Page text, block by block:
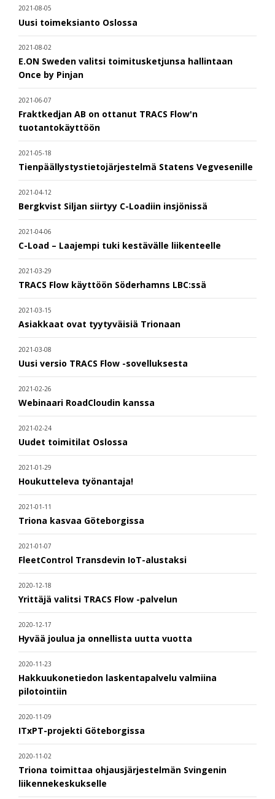
2021-08-05
Uusi toimeksianto Oslossa
2021-08-02
E.ON Sweden valitsi toimitusketjunsa hallintaan
Once by Pinjan
2021-06-07
Fraktkedjan AB on ottanut TRACS Flow'n
tuotantokäyttöön
2021-05-18
Tienpäällystystietojärjestelmä Statens Vegvesenille
2021-04-12
Bergkvist Siljan siirtyy C-Loadiin insjönissä
2021-04-06
C-Load – Laajempi tuki kestävälle liikenteelle
2021-03-29
TRACS Flow käyttöön Söderhamns LBC:ssä
2021-03-15
Asiakkaat ovat tyytyväisiä Trionaan
2021-03-08
Uusi versio TRACS Flow -sovelluksesta
2021-02-26
Webinaari RoadCloudin kanssa
2021-02-24
Uudet toimitilat Oslossa
2021-01-29
Houkutteleva työnantaja!
2021-01-11
Triona kasvaa Göteborgissa
2021-01-07
FleetControl Transdevin IoT-alustaksi
2020-12-18
Yrittäjä valitsi TRACS Flow -palvelun
2020-12-17
Hyvää joulua ja onnellista uutta vuotta
2020-11-23
Hakkuukonetiedon laskentapalvelu valmiina
pilotointiin
2020-11-09
ITxPT-projekti Göteborgissa
2020-11-02
Triona toimittaa ohjausjärjestelmän Svingenin
liikennekeskukselle